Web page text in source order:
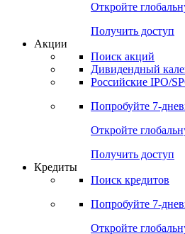
Откройте
Получить доступ
Акции
Поиск акций
Дивидендный
Российские IPO/
Попробуйте 7-
Откройте
Получить доступ
Кредиты
Поиск кредитов
Попробуйте 7-
Откройте